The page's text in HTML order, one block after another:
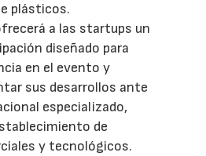
plásticos.
a las startups un
diseñado para
en el evento y
sus desarrollos ante
especializado,
de
y tecnológicos.